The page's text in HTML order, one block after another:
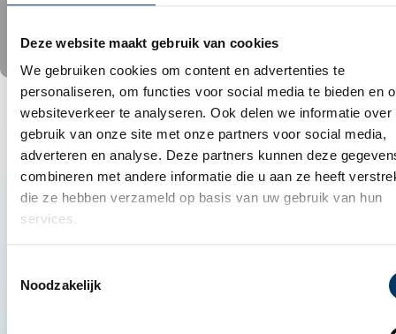
Deze website maakt gebruik van cookies
We gebruiken cookies om content en advertenties te
personaliseren, om functies voor social media te bieden en
websiteverkeer te analyseren. Ook delen we informatie over
gebruik van onze site met onze partners voor social media,
adverteren en analyse. Deze partners kunnen deze
combineren met andere informatie die u aan ze heeft
die ze hebben verzameld op basis van uw gebruik van hun
services.
Noodzakelijk
Kom langs voor een gratis
werkt hij traag? Kom dan langs